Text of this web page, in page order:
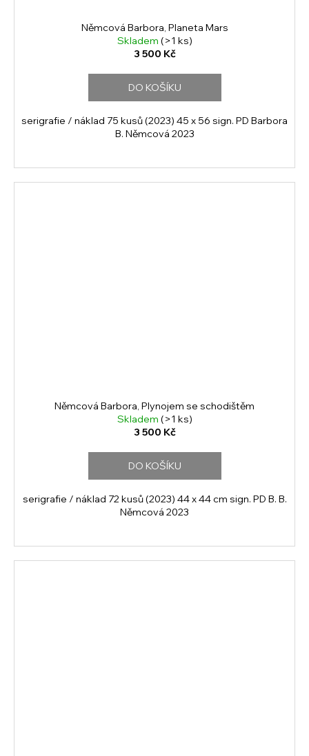
Němcová Barbora, Planeta Mars
Skladem (>1 ks)
3 500 Kč
DO KOŠÍKU
serigrafie / náklad 75 kusů (2023) 45 x 56 sign. PD Barbora
B. Němcová 2023
Němcová Barbora, Plynojem se schodištěm
Skladem (>1 ks)
3 500 Kč
DO KOŠÍKU
serigrafie / náklad 72 kusů (2023) 44 x 44 cm sign. PD B. B.
Němcová 2023